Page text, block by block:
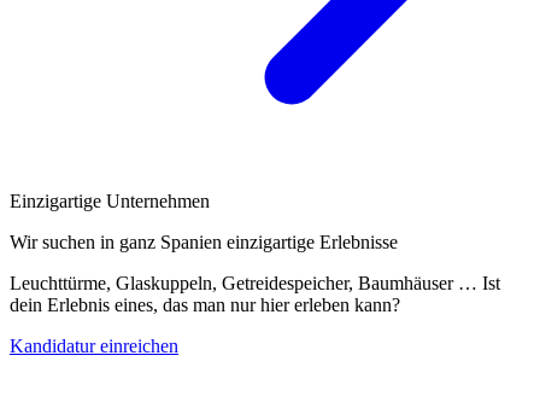
Einzigartige Unternehmen
Wir suchen in ganz Spanien einzigartige Erlebnisse
Leuchttürme, Glaskuppeln, Getreidespeicher, Baumhäuser … Ist
dein Erlebnis eines, das man nur hier erleben kann?
Kandidatur einreichen